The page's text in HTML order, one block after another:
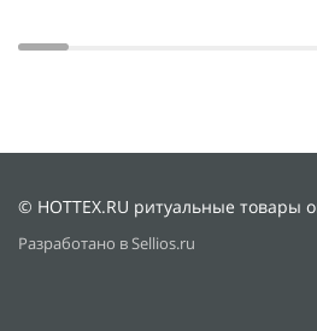
© HOTTEX.RU ритуальные товары
Разработано в Sellios.ru